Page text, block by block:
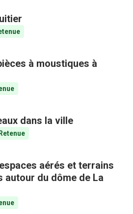
à moustiques à
dans la ville
Retenue
aérés et terrains
du dôme de La